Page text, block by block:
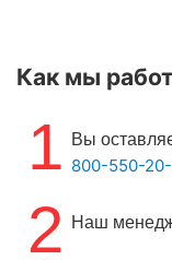
Как мы
1 Вы
800-550-
2 Наш